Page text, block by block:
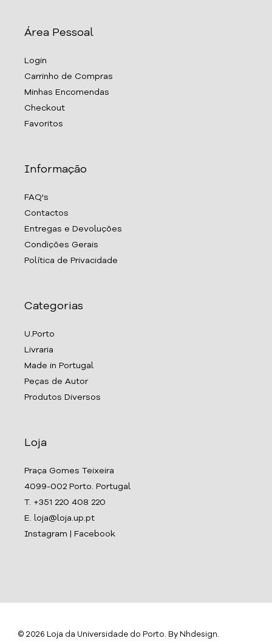
Área Pessoal
Login
Carrinho de Compras
Minhas Encomendas
Checkout
Favoritos
Informação
FAQ's
Contactos
Entregas e Devoluções
Condições Gerais
Política de Privacidade
Categorias
U.Porto
Livraria
Made in Portugal
Peças de Autor
Produtos Diversos
Loja
Praça Gomes Teixeira
4099-002 Porto. Portugal
T. +351 220 408 220
E. loja@loja.up.pt
Instagram
Facebook
© 2026 Loja da Universidade do Porto. By Nhdesign.